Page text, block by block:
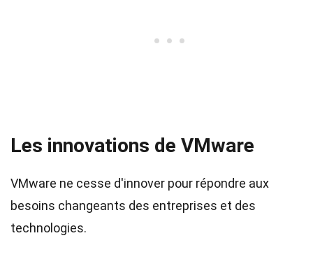
Les innovations de VMware
VMware ne cesse d'innover pour répondre aux
besoins changeants des entreprises et des
technologies.